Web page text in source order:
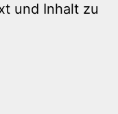
und Inhalt zu